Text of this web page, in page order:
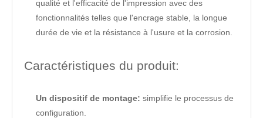
qualité et l'efficacité de l'impression avec des
fonctionnalités telles que l'encrage stable, la longue
durée de vie et la résistance à l'usure et la corrosion.
Caractéristiques du produit:
Un dispositif de montage: simplifie le processus de
configuration.